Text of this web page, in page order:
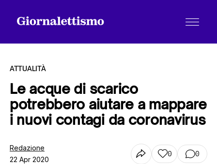
Tutti gli articoli
Chi siamo
ATTUALITÀ
Le acque di scarico
potrebbero aiutare a mappare
i nuovi contagi da coronavirus
Redazione
22 Apr 2020
0 0